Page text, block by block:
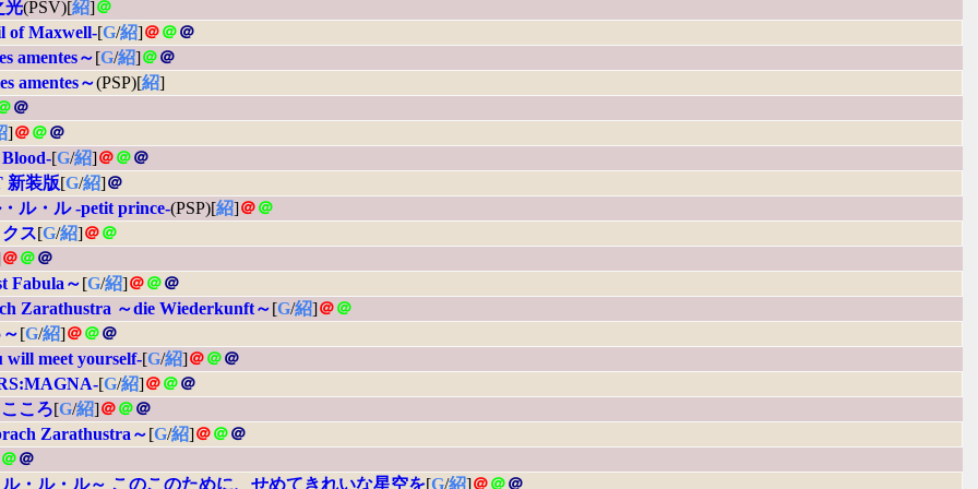
光(PSV)[紹]＠
of Maxwell-[G/紹]＠＠＠
amentes～[G/紹]＠＠
amentes～(PSP)[紹]
＠
]＠＠＠
[G/紹]＠＠＠
新装版[G/紹]＠
ル・ル -petit prince-(PSP)[紹]＠＠
ス[G/紹]＠＠
＠＠＠
Fabula～[G/紹]＠＠＠
Zarathustra ～die Wiederkunft～[G/紹]＠＠
[G/紹]＠＠＠
will meet yourself-[G/紹]＠＠＠
[G/紹]＠＠＠
ころ[G/紹]＠＠＠
Zarathustra～[G/紹]＠＠＠
＠＠
・ル・ル～ このこのために、せめてきれいな星空を[G/紹]＠＠＠